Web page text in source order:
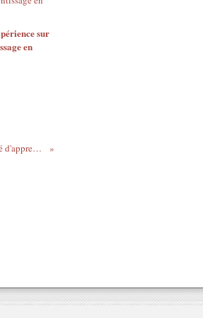
sur
en
Lancer avec succès une ecommunauté d'apprentissage